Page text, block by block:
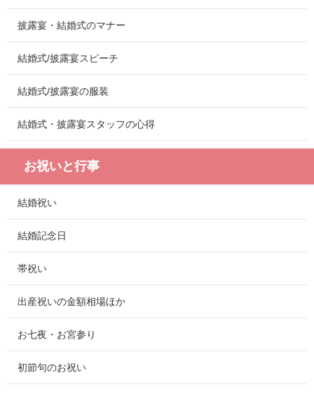
披露宴・結婚式のマナー
結婚式/披露宴スピーチ
結婚式/披露宴の服装
結婚式・披露宴スタッフの心得
お祝いと行事
結婚祝い
結婚記念日
帯祝い
出産祝いの金額相場ほか
お七夜・お宮参り
初節句のお祝い